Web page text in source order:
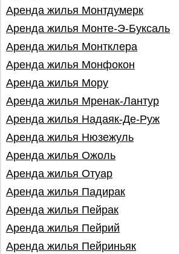
Аренда жилья Монтдумерк
Аренда жилья Монте-Э-Буксаль
Аренда жилья Монтклера
Аренда жилья Монфокон
Аренда жилья Мору
Аренда жилья Мренак-Лантур
Аренда жилья Надаяк-Де-Руж
Аренда жилья Нюзежуль
Аренда жилья Ожоль
Аренда жилья Отуар
Аренда жилья Падирак
Аренда жилья Пейрак
Аренда жилья Пейрий
Аренда жилья Пейриньяк